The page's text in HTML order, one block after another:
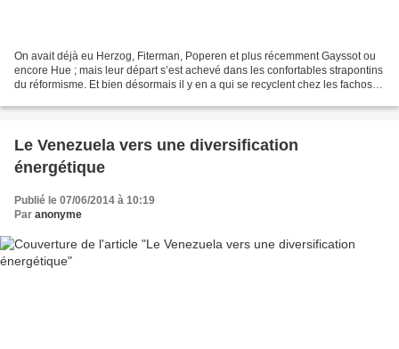
On avait déjà eu Herzog, Fiterman, Poperen et plus récemment Gayssot ou
encore Hue ; mais leur départ s’est achevé dans les confortables strapontins
du réformisme. Et bien désormais il y en a qui se recyclent chez les fachos. Il
Le Venezuela vers une diversification
énergétique
Publié le 07/06/2014 à 10:19
Par anonyme